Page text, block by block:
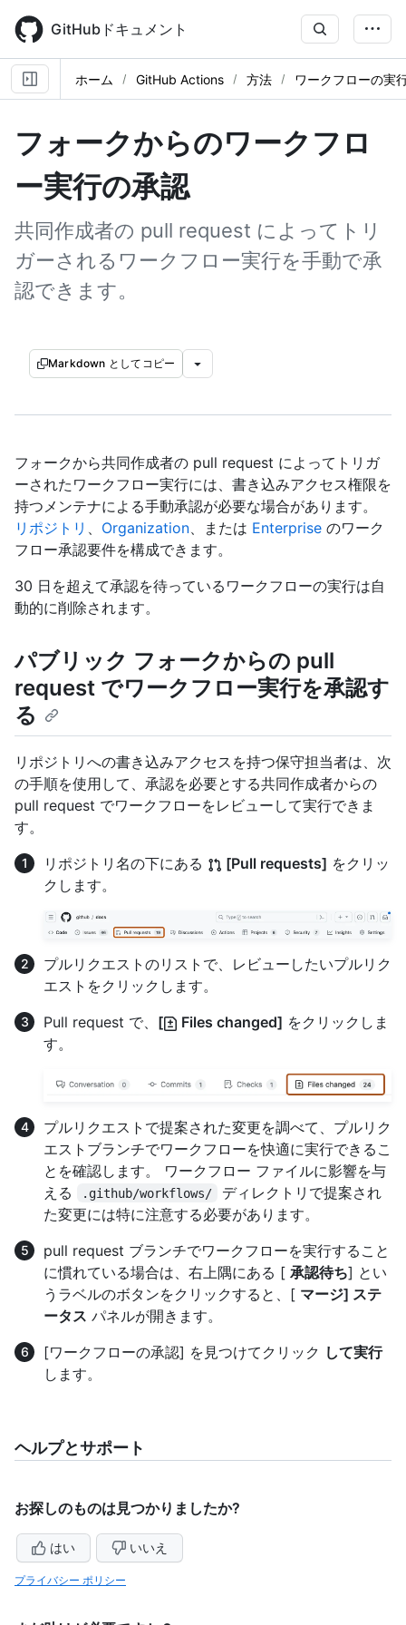
main
content
GitHubドキュメント
ホーム GitHub Actions 方法 ワークフローの実
フォークからのワークフロ
ー実行の承認
共同作成者の pull request によってトリ
ガーされるワークフロー実行を手動で承
認できます。
Markdown としてコピー
フォークから共同作成者の pull request によってトリガ
ーされたワークフロー実行には、書き込みアクセス権限を
持つメンテナによる手動承認が必要な場合があります。
リポジトリ 、 Organization、または Enterprise のワーク
フロー承認要件を構成できます。
30 日を超えて承認を待っているワークフローの実行は自
動的に削除されます。
パブリック フォークからの pull
request でワークフロー実行を承認す
る
リポジトリへの書き込みアクセスを持つ保守担当者は、次
の手順を使用して、承認を必要とする共同作成者からの
pull request でワークフローをレビューして実行できま
す。
リポジトリ名の下にある
[Pull requests] をクリッ
クします。
プルリクエストのリストで、レビューしたいプルリク
エストをクリックします。
Pull request で、 [ Files changed] をクリックしま
す。
プルリクエストで提案された変更を調べて、プルリク
エストブランチでワークフローを快適に実行できるこ
とを確認します。 ワークフロー ファイルに影響を与
える
.github/workflows/
ディレクトリで提案され
た変更には特に注意する必要があります。
pull request ブランチでワークフローを実行すること
に慣れている場合は、右上隅にある [ 承認待ち] とい
うラベルのボタンをクリックすると、[ マージ] ステ
ータス パネルが開きます。
[ワークフローの承認] を見つけてクリック して実行
します。
ヘルプとサポート
お探しのものは見つかりましたか?
はい いいえ
プライバシー ポリシー